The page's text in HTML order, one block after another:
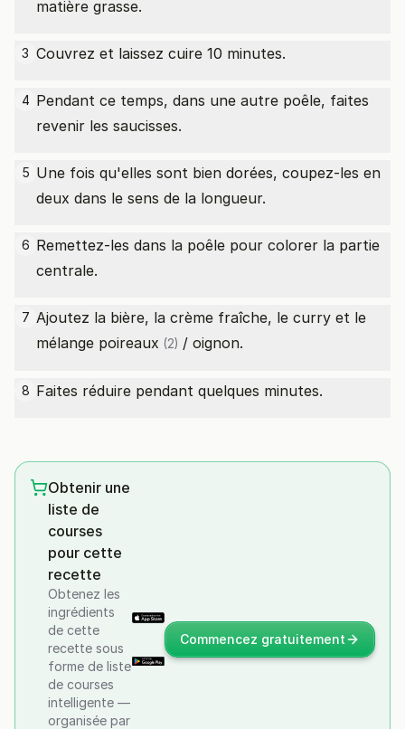
matière grasse.
3 Couvrez et laissez cuire 10 minutes.
4 Pendant ce temps, dans une autre poêle, faites
revenir les saucisses.
5 Une fois qu'elles sont bien dorées, coupez-les en
deux dans le sens de la longueur.
6 Remettez-les dans la poêle pour colorer la partie
centrale.
7 Ajoutez la bière, la crème fraîche, le curry et le
mélange poireaux (2) / oignon.
8 Faites réduire pendant quelques minutes.
Obtenir une
liste de
courses
pour cette
recette
Obtenez les
ingrédients
de cette
recette sous
forme de liste
de courses
intelligente —
organisée par
Commencez gratuitement